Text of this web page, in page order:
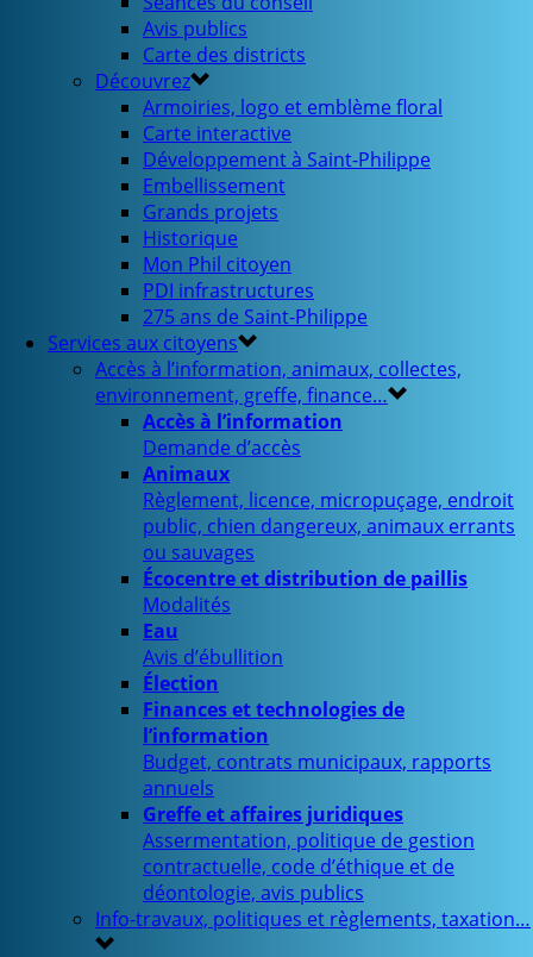
Avis publics
Carte des districts
Découvrez
Armoiries, logo et emblème floral
Carte interactive
Développement à Saint-Philippe
Embellissement
Grands projets
Historique
Mon Phil citoyen
PDI infrastructures
275 ans de Saint-Philippe
Services aux citoyens
Accès à l’information, animaux, collectes,
environnement, greffe, finance…
Accès à l’information
Demande d’accès
Animaux
Règlement, licence, micropuçage, endroit
public, chien dangereux, animaux errants
ou sauvages
Écocentre et distribution de paillis
Modalités
Eau
Avis d’ébullition
Élection
Finances et technologies de
l’information
Budget, contrats municipaux, rapports
annuels
Greffe et affaires juridiques
Assermentation, politique de gestion
contractuelle, code d’éthique et de
déontologie, avis publics
Info-travaux, politiques et règlements, taxation…